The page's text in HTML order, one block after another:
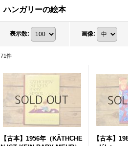
ハンガリーの絵本
表示数: 画像:
71件
【古本】1956年（KÄTHCHE
【古本】